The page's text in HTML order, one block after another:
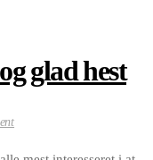
glad hest